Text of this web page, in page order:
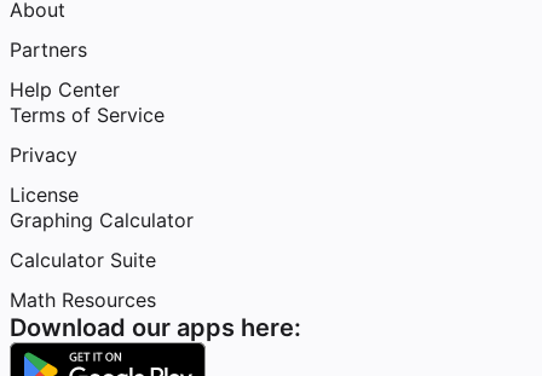
About
Partners
Help Center
Terms of Service
Privacy
License
Graphing Calculator
Calculator Suite
Math Resources
Download our apps here: